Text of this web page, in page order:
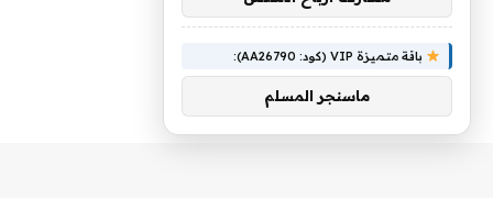
باقة متميزة VIP (كود: AA26790):
ماسنجر المسلم